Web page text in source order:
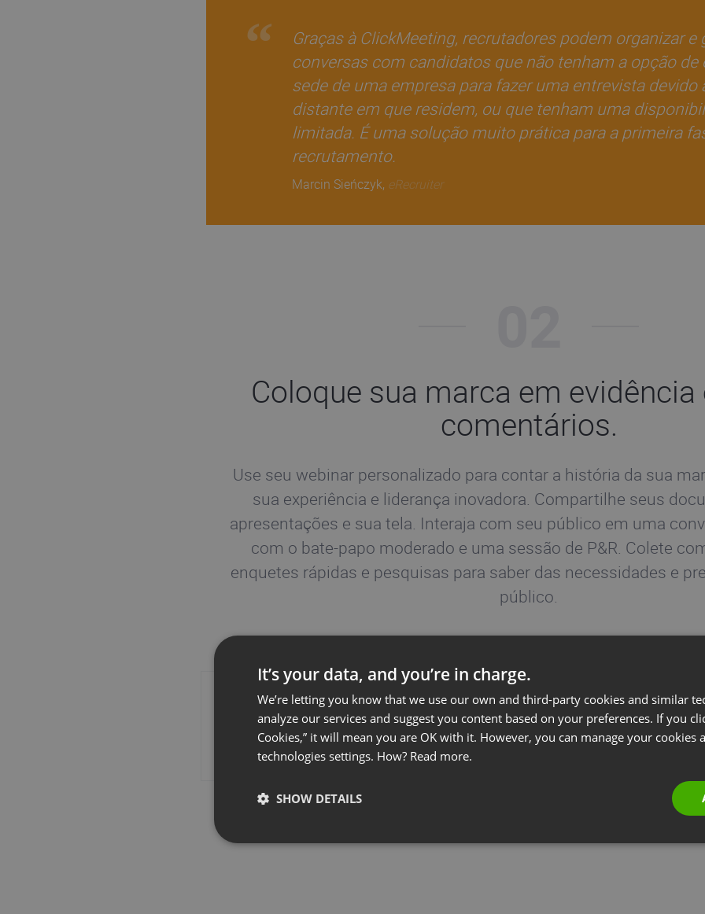
Graças à ClickMeeting, recrutadores podem organizar e
conversas com candidatos que não tenham a opção de
sede de uma empresa para fazer uma entrevista devido
distante em que residem, ou que tenham uma
limitada. É uma solução muito prática para a primeira
recrutamento.
Marcin Sieńczyk, eRecruiter
Coloque sua marca em evidência
comentários.
Use seu webinar personalizado para contar a história da sua
sua experiência e liderança inovadora. Compartilhe seus
apresentações e sua tela. Interaja com seu público em uma
com o bate-papo moderado e uma sessão de P&R. Colete
enquetes rápidas e pesquisas para saber das necessidades e
público.
Custom
branding
Sala de webinar Apresentação
Quadro
It’s your data, and you’re in charge.
We’re letting you know that we use our own and third-party cookies and similar
analyze our services and suggest you content based on your preferences. If you
Cookies,” it will mean you are OK with it. However, you can manage your cookies
technologies settings. How? Read more.
SHOW DETAILS